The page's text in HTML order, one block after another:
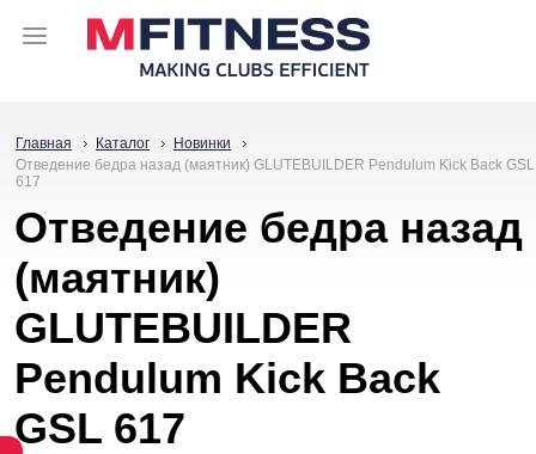
Главная Каталог
Новинки
Отведение бедра назад (маятник) GLUTEBUILDER Pendulum Kick Back GSL
617
Отведение бедра назад
(маятник)
GLUTEBUILDER
Pendulum Kick Back
GSL 617